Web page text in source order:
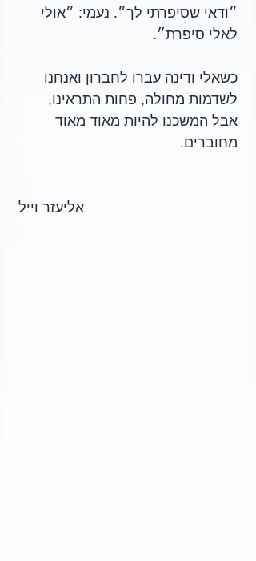
״ודאי שסיפרתי לך״. נעמי: ״אולי
לאלי סיפרת״.
כשאלי ודינה עברו לחברון ואנחנו
לשדמות מחולה, פחות התראינו,
אבל המשכנו להיות מאוד מאוד
מחוברים.
אליעזר וייל